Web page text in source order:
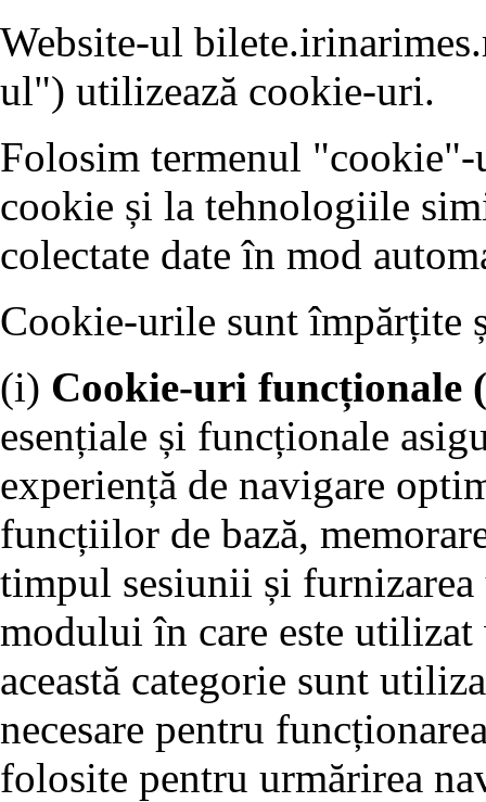
Website-ul
ul") utilizează cookie-uri.
Folosim termenul
cookie și la tehnologiile
colectate date în mod
Cookie-urile sunt împărțite
(i) Cookie-uri funcționale
esențiale și funcționale
experiență de navigare
funcțiilor de bază,
timpul sesiunii și furnizarea
modului în care este
această categorie sunt
necesare pentru
folosite pentru urmărirea